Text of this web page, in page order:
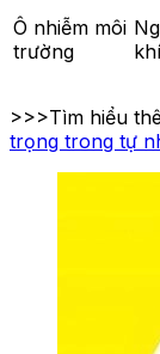
Ô nhiễm môi
trường
>>>Tìm hiểu
trọng trong tự